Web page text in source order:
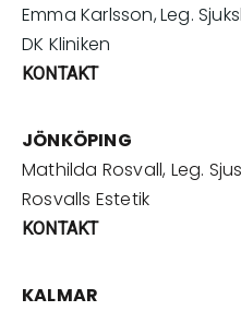
Emma Karlsson,Leg.
DK Kliniken
KONTAKT
JÖNKÖPING
Mathilda Rosvall, Leg.
Rosvalls Estetik
KONTAKT
KALMAR